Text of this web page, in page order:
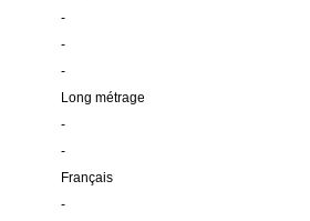
-
-
-
Long métrage
-
-
Français
-